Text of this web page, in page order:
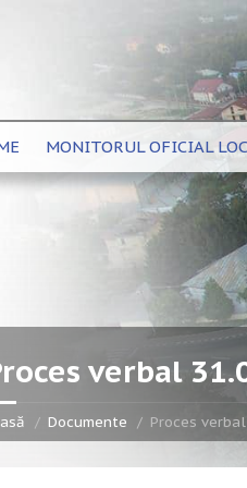
MONITORUL OFICIAL
verbal
Documente Proces